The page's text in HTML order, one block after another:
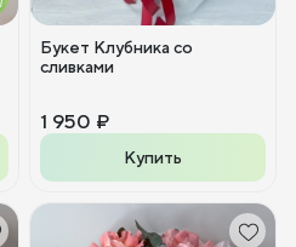
Букет Клубника со
сливками
1 950 ₽
Купить